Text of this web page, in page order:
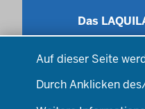
Auf dieser Seite
Durch Anklicken
Das
Aktuelles
Über uns
Organisation